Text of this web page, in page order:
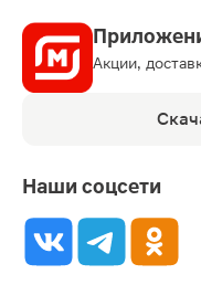
Акции,
Наши соцсети